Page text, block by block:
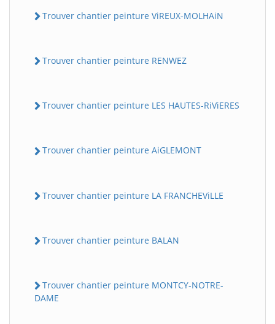
Trouver chantier peinture ViREUX-MOLHAiN
Trouver chantier peinture RENWEZ
Trouver chantier peinture LES HAUTES-RiViERES
Trouver chantier peinture AiGLEMONT
Trouver chantier peinture LA FRANCHEViLLE
Trouver chantier peinture BALAN
Trouver chantier peinture MONTCY-NOTRE-
DAME